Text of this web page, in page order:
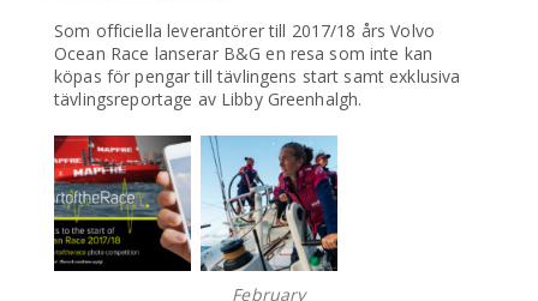
Som officiella leverantörer till 2017/18 års Volvo
Ocean Race lanserar B&G en resa som inte kan
köpas för pengar till tävlingens start samt exklusiva
tävlingsreportage av Libby Greenhalgh.
February